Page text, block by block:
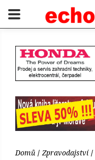
Domů Zpravodajství